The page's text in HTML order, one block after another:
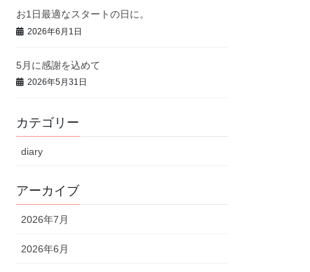
お1日最適なスタートの日に。
2026年6月1日
5月に感謝を込めて
2026年5月31日
カテゴリー
diary
アーカイブ
2026年7月
2026年6月